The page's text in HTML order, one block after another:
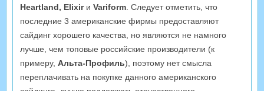
Heartland, Elixir и Variform . Следует отметить, что
последние 3 американские фирмы предоставляют
сайдинг хорошего качества, но являются не намного
лучше, чем топовые российские производители (к
примеру, Альта-Профиль), поэтому нет смысла
переплачивать на покупке данного американского